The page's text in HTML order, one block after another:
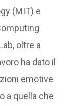
(MIT) e
oltre a
ha dato il
emotive
a quella che